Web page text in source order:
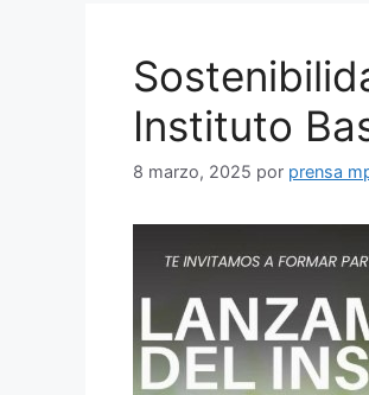
Instituto
8 marzo, 2025 por prensa